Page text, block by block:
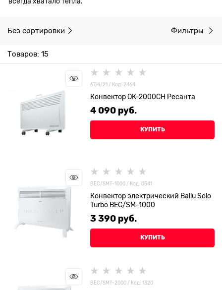
Без сортировки Фильтры
Товаров: 15
67/4/21 / Код: 2464
Конвектор ОК-2000СН Ресанта
4 090 руб.
КУПИТЬ
BEC/SMT-1000 / Код: 0541
Конвектор электрический Ballu Solo
Turbo BEC/SM-1000
3 390 руб.
КУПИТЬ
ВЕС/SMT-2000 / Код: 1320